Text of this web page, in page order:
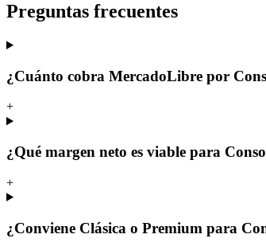
Preguntas frecuentes
¿Cuánto cobra MercadoLibre por
+
¿Qué margen neto es viable para
+
¿Conviene Clásica o Premium para